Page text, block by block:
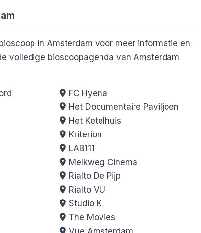
in Amsterdam voor meer informatie en
volledige bioscoopagenda van Amsterdam
FC Hyena
Het Documentaire Paviljoen
Het Ketelhuis
Kriterion
LAB111
Melkweg Cinema
Rialto De Pijp
Rialto VU
Studio K
The Movies
Vue Amsterdam